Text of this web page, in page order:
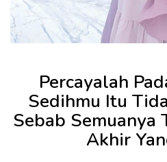
Percayalah
Sedihmu Itu
Sebab Semuanya
Akhir